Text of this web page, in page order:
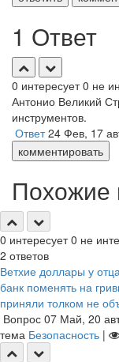
1 Ответ
0 интересует 0 не
Антонио Великий
инструментов.
Ответ 24 Фев, 17
комментировать
Похожие
0 интересует 0 не
2 ответов
Ветхие доллары у
банк поменять на
приняли толком не
Вопрос 07 Май, 20
тема Безопасность |